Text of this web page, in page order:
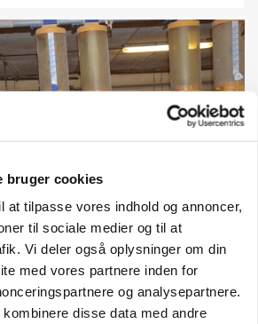
bruger cookies
at tilpasse vores indhold og annoncer,
til sociale medier og til at
Vi deler også oplysninger om din
med vores partnere inden for
og analysepartnere.
disse data med andre
Tjek: Små justeringer kan give